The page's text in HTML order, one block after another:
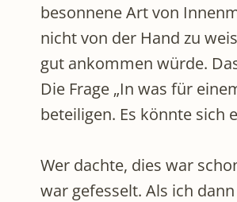
besonnene Art von
nicht von der Hand zu
gut ankommen würde.
Die Frage „In was für
beteiligen. Es könnte sich
Wer dachte, dies war
war gefesselt. Als ich